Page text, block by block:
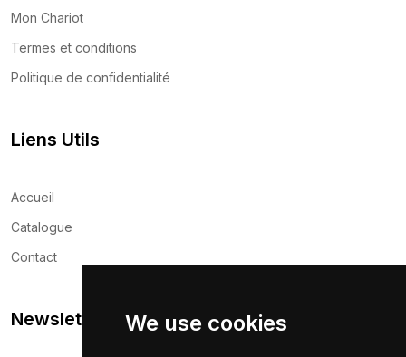
We use cookies
Mon Chariot
Termes et conditions
Politique de confidentialité
Liens Utils
Accueil
Catalogue
Contact
Newsletter